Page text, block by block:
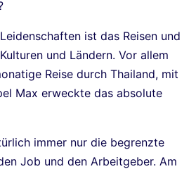
ist das Reisen und
und Ländern. Vor allem
Reise durch Thailand, mit
Max erweckte das absolute
immer nur die begrenzte
Job und den Arbeitgeber. Am